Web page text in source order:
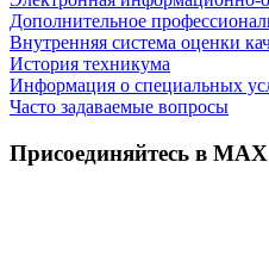
Дополнительное
Внутренняя система оценки
История техникума
Информация о специальных
Часто задаваемые вопросы
Присоединяйтесь в MAX